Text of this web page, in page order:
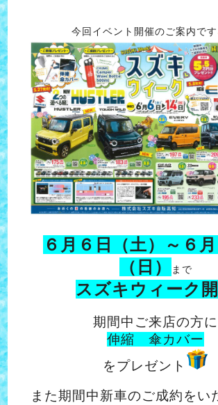
今回イベント開催のご案内です
６月６日（土）～６
（日）
まで
スズキウィーク
期間中ご来店の方に
伸縮 傘カバー
をプレゼント
また期間中新車のご成約をい